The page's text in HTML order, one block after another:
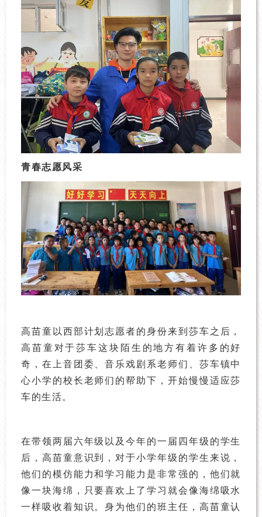
青春志愿风采
高苗童以西部计划志愿者的身份来到莎车之后，
高苗童对于莎车这块陌生的地方有着许多的好
奇，在上音团委、音乐戏剧系老师们、莎车镇中
心小学的校长老师们的帮助下，开始慢慢适应莎
车的生活。
在带领两届六年级以及今年的一届四年级的学生
后，高苗童意识到，对于小学年级的学生来说，
他们的模仿能力和学习能力是非常强的，他们就
像一块海绵，只要喜欢上了学习就会像海绵吸水
一样吸收着知识。身为他们的班主任，高苗童认